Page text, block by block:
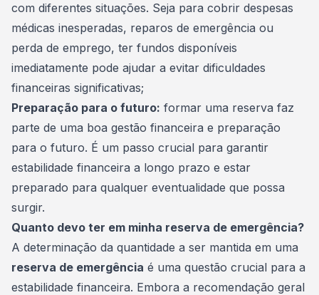
com diferentes situações. Seja para cobrir despesas
médicas inesperadas, reparos de emergência ou
perda de emprego, ter fundos disponíveis
imediatamente pode ajudar a evitar dificuldades
financeiras significativas;
Preparação para o futuro: formar uma reserva faz
parte de uma boa gestão financeira e preparação
para o futuro. É um passo crucial para garantir
estabilidade financeira a longo prazo e estar
preparado para qualquer eventualidade que possa
surgir.
Quanto devo ter em minha reserva de emergência?
A determinação da quantidade a ser mantida em uma
reserva de emergência é uma questão crucial para a
estabilidade financeira. Embora a recomendação geral